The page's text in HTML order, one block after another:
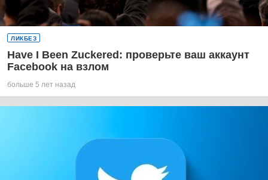
ЛИКБЕЗ
Have I Been Zuckered: проверьте ваш аккаунт
Facebook на взлом
больше 5 лет назад